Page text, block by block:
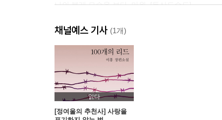
나의 본래 모습을 보다_마원, [동산도수도]
지혜와 지해_카노 모토노부, [향엄격죽도]
선지식을 만나 입법계를 이루다_시마다 보쿠센, [
2. 직지인심(直指人心) 견성성불(見性成佛)
흔들림 없는 단정한 마음_오빈, [달마도]
마음은 마음자리에 있다_셋슈 토요, [혜가단비도]
채널예스 기사 (1개)
읽다
[정여울의 추천사] 사랑을